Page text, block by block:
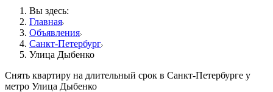
Вы здесь:
Главная
Объявления
Санкт-Петербург
Улица Дыбенко
Снять квартиру на длительный срок в Санкт-Петербурге у
метро Улица Дыбенко